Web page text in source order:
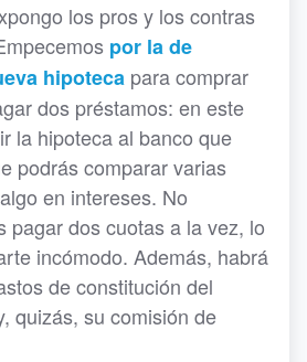
los pros y los contras
por la de
hipoteca para comprar
dos préstamos: en este
la hipoteca al banco que
podrás comparar varias
en intereses. No
pagar dos cuotas a la vez, lo
incómodo. Además, habrá
de constitución del
quizás, su comisión de